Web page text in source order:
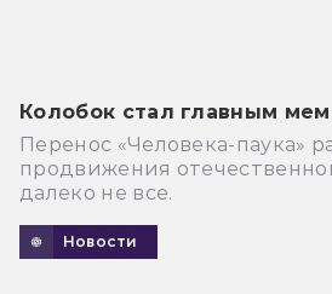
Колобок стал главным
Перенос «Человека-паука»
продвижения
далеко не все.
Новости